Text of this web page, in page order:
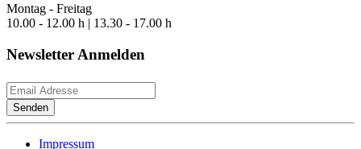
Montag - Freitag
10.00 - 12.00 h | 13.30 - 17.00 h
Newsletter Anmelden
Senden
Impressum